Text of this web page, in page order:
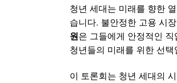
청년 세대는 미래를 향한
습니다. 불안정한 고용 시
원 은 그들에게 안정적인
청년들의 미래를 위한 선택
이 토론회는 청년 세대의